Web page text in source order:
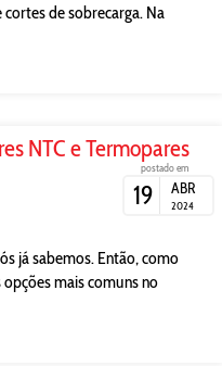
de sobrecarga. Na
NTC e Termopares
postado em
19 ABR
2024
já sabemos. Então, como
mais comuns no